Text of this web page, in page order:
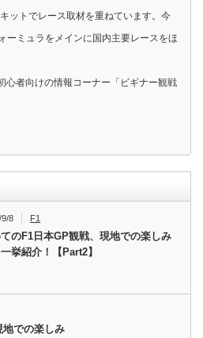
ットでレース取材を重ねています。今
ーミュラをメインに国内主要レースをほ
心者向けの情報コーナー「ビギナー観戦
9/8 F1
のF1日本GP観戦、現地での楽しみ
挙紹介！【Part2】
地での楽しみ